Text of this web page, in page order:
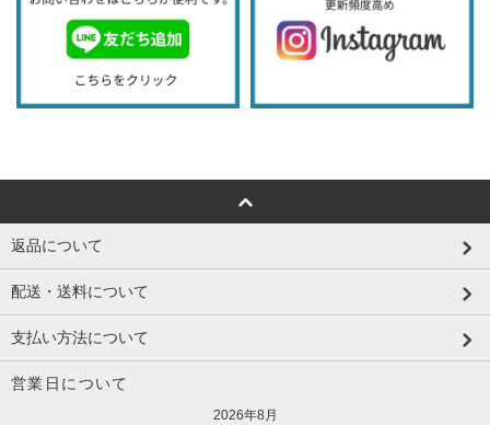
返品について
配送・送料について
支払い方法について
営業日について
2026年8月